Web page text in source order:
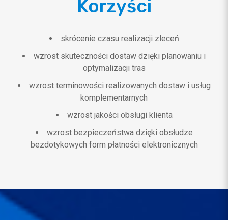
Korzyści
skrócenie czasu realizacji zleceń
wzrost skuteczności dostaw dzięki planowaniu i
optymalizacji tras
wzrost terminowości realizowanych dostaw i usług
komplementarnych
wzrost jakości obsługi klienta
wzrost bezpieczeństwa dzięki obsłudze
bezdotykowych form płatności elektronicznych